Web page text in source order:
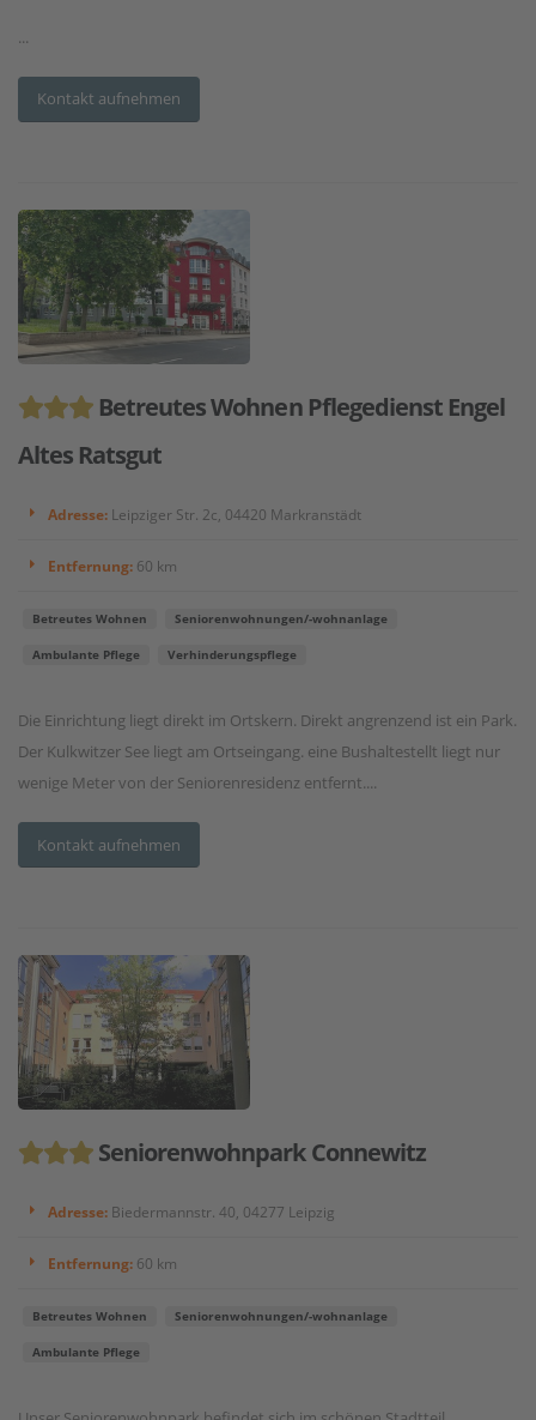
...
Kontakt aufnehmen
Betreutes Wohnen Pflegedienst Engel
Altes Ratsgut
Adresse: Leipziger Str. 2c, 04420 Markranstädt
Entfernung: 60 km
Betreutes Wohnen Seniorenwohnungen/-wohnanlage
Ambulante Pflege Verhinderungspflege
Die Einrichtung liegt direkt im Ortskern. Direkt angrenzend ist ein Park.
Der Kulkwitzer See liegt am Ortseingang. eine Bushaltestellt liegt nur
wenige Meter von der Seniorenresidenz entfernt....
Kontakt aufnehmen
Seniorenwohnpark Connewitz
Adresse: Biedermannstr. 40, 04277 Leipzig
Entfernung: 60 km
Betreutes Wohnen Seniorenwohnungen/-wohnanlage
Ambulante Pflege